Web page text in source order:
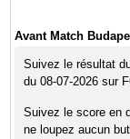
Avant Match
Suivez le résultat
du 08-07-2026 sur
Suivez le score en
ne loupez aucun